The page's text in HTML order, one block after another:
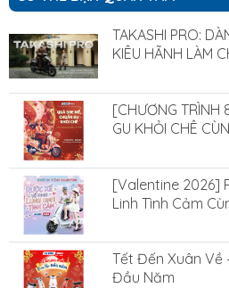
năng cho người dùng,...TAKASHI PRO:
KIÊU HÃNH LÀM
[CHƯƠNG TRÌNH
GU KHỎI CHÊ
[Valentine 2026]
Linh Tình Cảm
Tết Đến Xuân Về
Đầu Năm